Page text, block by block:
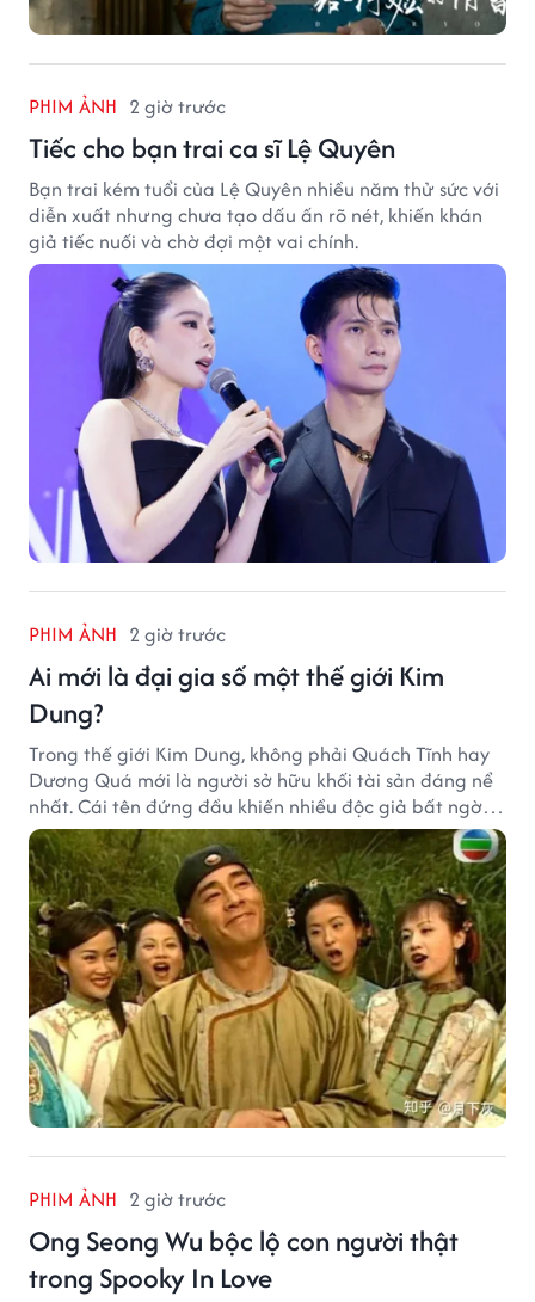
PHIM ẢNH 2 giờ trước
Tiếc cho bạn trai ca sĩ Lệ Quyên
Bạn trai kém tuổi của Lệ Quyên nhiều năm thử sức với
diễn xuất nhưng chưa tạo dấu ấn rõ nét, khiến khán
giả tiếc nuối và chờ đợi một vai chính.
PHIM ẢNH 2 giờ trước
Ai mới là đại gia số một thế giới Kim
Dung?
Trong thế giới Kim Dung, không phải Quách Tĩnh hay
Dương Quá mới là người sở hữu khối tài sản đáng nể
nhất. Cái tên đứng đầu khiến nhiều độc giả bất ngờ
bởi xuất thân của nhân vật này hoàn toàn không
giống một đại hiệp.
PHIM ẢNH 2 giờ trước
Ong Seong Wu bộc lộ con người thật
trong Spooky In Love